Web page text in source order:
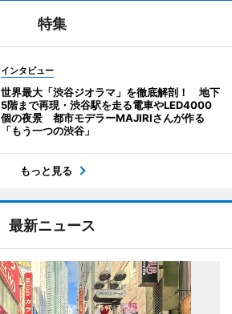
特集
インタビュー
世界最大「渋谷ジオラマ」を徹底解剖！ 地下
5階まで再現・渋谷駅を走る電車やLED4000
個の夜景 都市モデラーMAJIRIさんが作る
「もう一つの渋谷」
もっと見る
最新ニュース